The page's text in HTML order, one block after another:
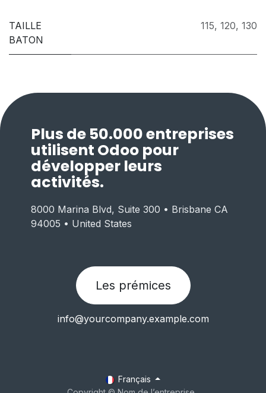
TAILLE
BATON
115, 120, 130
Plus de 50.000 entreprises
utilisent Odoo pour
développer leurs
activités.
Les prémices
8000 Marina Blvd, Suite 300 • Brisbane CA
94005 • United States
info@yourcompany.example.com
Français